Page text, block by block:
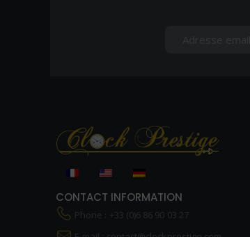
CONTACT INFORMATION
Phone : +33 (0)6 86 90 03 27